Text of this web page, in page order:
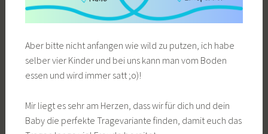
Aber bitte nicht anfangen wie wild zu putzen, ich habe
selber vier Kinder und bei uns kann man vom Boden
essen und wird immer satt ;o)!
Mir liegt es sehr am Herzen, dass wir für dich und dein
Baby die perfekte Tragevariante finden, damit euch das